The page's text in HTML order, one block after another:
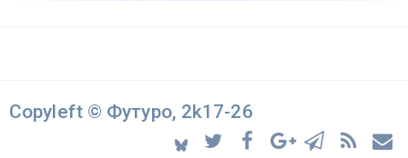
Copyleft © Футуро, 2k17-26